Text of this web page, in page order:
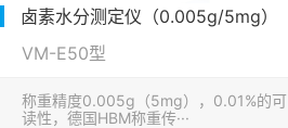
卤素水分测定仪（0.005g/5mg）
VM-E50型
称重精度0.005g（5mg），0.01%的可
读性，德国HBM称重传···